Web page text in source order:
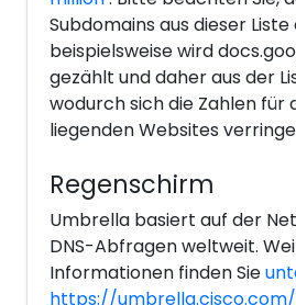
Subdomains aus dieser
beispielsweise wird
gezählt und daher aus der
wodurch sich die Zahlen für
liegenden Websites
Regenschirm
Umbrella basiert auf der
DNS-Abfragen weltweit.
Informationen finden Sie
https://